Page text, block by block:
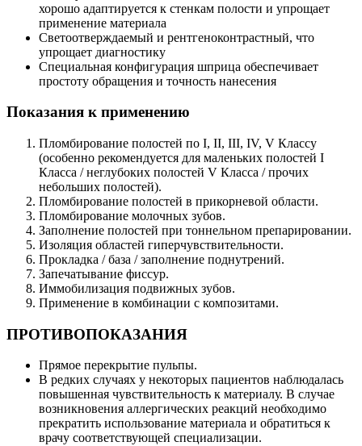
хорошо адаптируется к стенкам полости и упрощает
применение материала
Светоотверждаемый и рентгеноконтрастный, что
упрощает диагностику
Специальная конфигурация шприца обеспечивает
простоту обращения и точность нанесения
Показания к применению
Пломбирование полостей по I, II, III, IV, V Классу
(особенно рекомендуется для маленьких полостей I
Класса / неглубоких полостей V Класса / прочих
небольших полостей).
Пломбирование полостей в прикорневой области.
Пломбирование молочных зубов.
Заполнение полостей при тоннельном препарировании.
Изоляция областей гиперчувствительности.
Прокладка / база / заполнение поднутрений.
Запечатывание фиссур.
Иммобилизация подвижных зубов.
Применение в комбинации с композитами.
ПРОТИВОПОКАЗАНИЯ
Прямое перекрытие пульпы.
В редких случаях у некоторых пациентов наблюдалась
повышенная чувствительность к материалу. В случае
возникновения аллергических реакций необходимо
прекратить использование материала и обратиться к
врачу соответствующей специализации.